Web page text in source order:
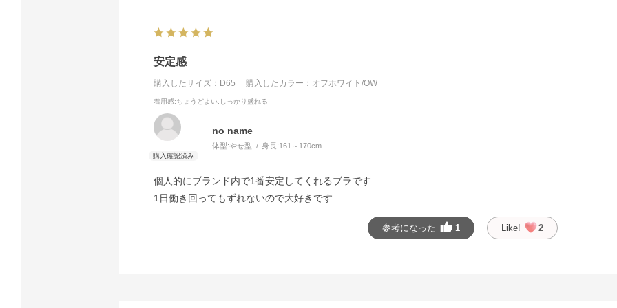
安定感
購入したサイズ：D65 購入したカラー：オフホワイト/OW
着用感:ちょうどよい,しっかり盛れる
no name
体型:やせ型 身長:161～170cm
個人的にブランド内で1番安定してくれるブラです
1日働き回ってもずれないので大好きです
参考になった 1 Like! 2